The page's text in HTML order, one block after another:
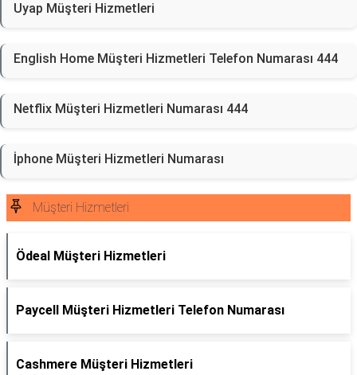
Uyap Müşteri Hizmetleri
English Home Müşteri Hizmetleri Telefon Numarası 444
Netflix Müşteri Hizmetleri Numarası 444
İphone Müşteri Hizmetleri Numarası
Müşteri Hizmetleri
Ödeal Müşteri Hizmetleri
Paycell Müşteri Hizmetleri Telefon Numarası
Cashmere Müşteri Hizmetleri